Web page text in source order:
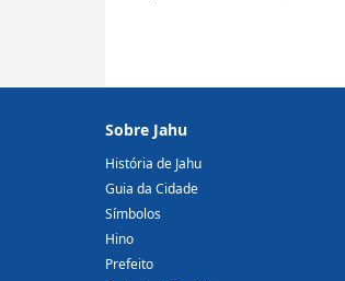
Sobre Jahu
História de Jahu
Guia da Cidade
Símbolos
Hino
Prefeito